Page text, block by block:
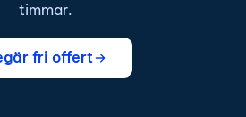
timmar.
fri offert